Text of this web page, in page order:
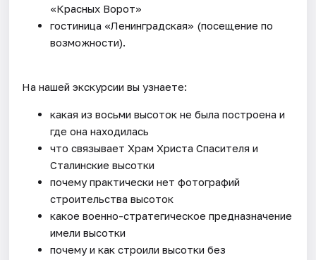
«Красных Ворот»
гостиница «Ленинградская» (посещение по
возможности).
На нашей экскурсии вы узнаете:
какая из восьми высоток не была построена и
где она находилась
что связывает Храм Христа Спасителя и
Сталинские высотки
почему практически нет фотографий
строительства высоток
какое военно-стратегическое предназначение
имели высотки
почему и как строили высотки без